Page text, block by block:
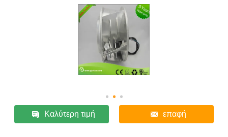
Καλύτερη τιμή επαφή